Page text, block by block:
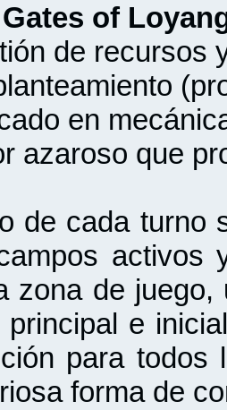
of
de recursos
en
azaroso que
de cada turno
activos
zona de
principal e
para todos
forma de